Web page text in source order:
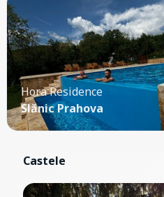
Hora Residence
Slănic Prahova
Castele